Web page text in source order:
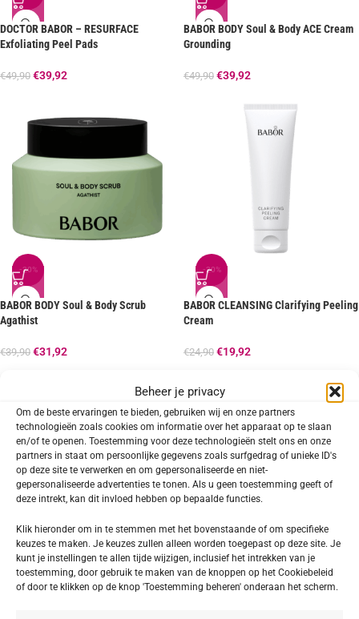
Beheer je privacy
Om de beste ervaringen te bieden, gebruiken wij en onze partners
technologieën zoals cookies om informatie over het apparaat op te slaan
en/of te openen. Toestemming voor deze technologieën stelt ons en onze
partners in staat om persoonlijke gegevens zoals surfgedrag of unieke ID's
op deze site te verwerken en om gepersonaliseerde en niet-
gepersonaliseerde advertenties te tonen. Als u geen toestemming geeft of
deze intrekt, kan dit invloed hebben op bepaalde functies.
Klik hieronder om in te stemmen met het bovenstaande of om specifieke
keuzes te maken. Je keuzes zullen alleen worden toegepast op deze site. Je
kunt je instellingen te allen tijde wijzigen, inclusief het intrekken van je
toestemming, door gebruik te maken van de knoppen op het Cookiebeleid
of door te klikken op de knop 'Toestemming beheren' onderaan het scherm.
DOCTOR BABOR – RESURFACE
Exfoliating Peel Pads
€49,90 €39,92
BABOR BODY Soul & Body ACE Cream
Grounding
€49,90 €39,92
-20%
BABOR BODY Soul & Body Scrub
Agathist
€39,90 €31,92
-20%
BABOR CLEANSING Clarifying Peeling
Cream
€24,90 €19,92
-20%
BABOR CLEANSING Gentle Peeling
DOCTOR BABOR PRO Overnight Acid
Peeling Leave-On
79,90